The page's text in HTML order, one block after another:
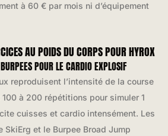
à 60 € par mois ni d’équipement
AU POIDS DU CORPS POUR HYROX
POUR LE CARDIO EXPLOSIF
reproduisent l’intensité de la course
à 200 répétitions pour simuler 1
cuisses et cardio intensément. Les
SkiErg et le Burpee Broad Jump